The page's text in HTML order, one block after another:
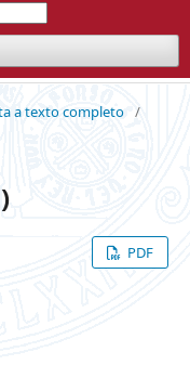
a texto completo /
PDF